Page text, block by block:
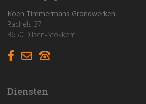
Aanleg parkings
Koen Timmermans Grondwerken
Rachels 37
3650 Dilsen-Stokkem
Diensten